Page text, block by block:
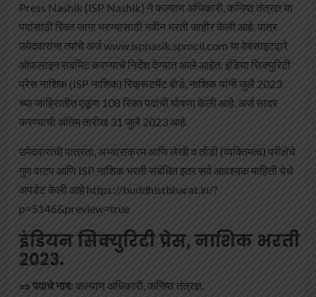
Press Nashik (ISP Nashik) ने कल्याण अधिकारी, कनिष्ठ तंत्रज्ञ या
पदांसाठी रिक्त जागा भरण्यासाठी नवीन भरती जाहीर केली आहे. पात्र
उमेदवारांना त्यांचे अर्ज www.ispnasik.spmcil.com या वेबसाइटद्वारे
ऑफलाइन सबमिट करण्याचे निर्देश देण्यात आले आहेत. इंडिया सिक्युरिटी
प्रेस नाशिक (ISP नाशिक) रिक्रूटमेंट बोर्ड, नाशिक यांनी जुलै 2023
च्या जाहिरातीत एकूण 108 रिक्त पदांची घोषणा केली आहे. अर्ज सादर
करण्याची अंतिम तारीख 31 जुलै 2023 आहे.
उमेदवारांची पात्रता, अभ्यासक्रम आणि लेखी व तोंडी (व्यक्तिमत्व) परीक्षेचे
गुण वाटप आणि ISP नाशिक भरती संबंधित इतर सर्व आवश्यक माहिती येथे
अपडेट केली आहे https://buddhistbharat.in/?
p=5146&preview=true
इंडियनसिक्युरिटीप्रेस,नाशिक भरती
२०२३.
⇒पदाचे नाव: कल्याण अधिकारी, कनिष्ठ तंत्रज्ञ.